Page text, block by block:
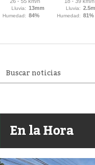
En la Hora